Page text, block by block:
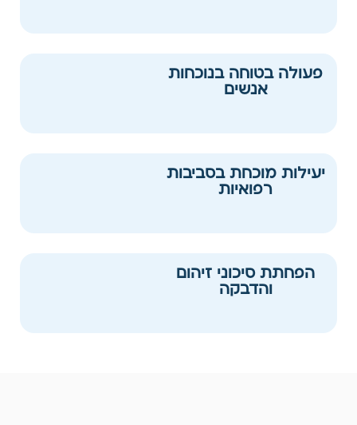
פעולה בטוחה בנוכחות
אנשים
יעילות מוכחת בסביבות
רפואיות
הפחתת סיכוני זיהום
והדבקה